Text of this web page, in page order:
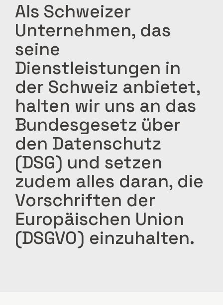
Als Schweizer
Unternehmen, das
seine
Dienstleistungen in
der Schweiz anbietet,
halten wir uns an das
Bundesgesetz über
den Datenschutz
(DSG) und setzen
zudem alles daran, die
Vorschriften der
Europäischen Union
(DSGVO) einzuhalten.